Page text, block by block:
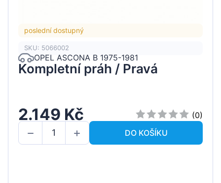
poslední dostupný
SKU: 5066002
OPEL ASCONA B 1975-1981
Kompletní práh / Pravá
2.149 Kč
(0)
DO KOŠÍKU